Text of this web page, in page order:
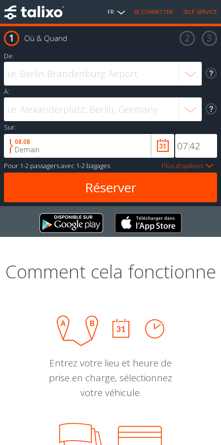
FR SE CONNECTER SELF SERVICE
Où & Quand
De:
À:
Sur:
08.08
Demain
Pour 1-2 passagersavec 1-2 bagages Plus d'options
Comment cela fonctionne
Entrez votre lieu et heure de
prise en charge, sélectionnez
votre véhicule.